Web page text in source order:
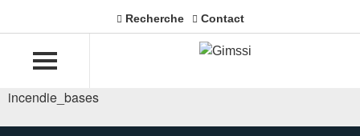
Recherche Contact
incendie_bases